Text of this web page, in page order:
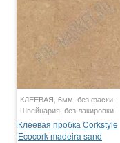
КЛЕЕВАЯ, 6мм, без фаски,
Швейцария, без лакировки
Клеевая пробка Corkstyle
Ecocork madeira sand